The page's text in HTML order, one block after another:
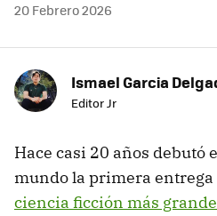
20 Febrero 2026
Ismael Garcia
Editor Jr
Hace casi 20 años debutó
mundo la primera entrega
ciencia ficción más